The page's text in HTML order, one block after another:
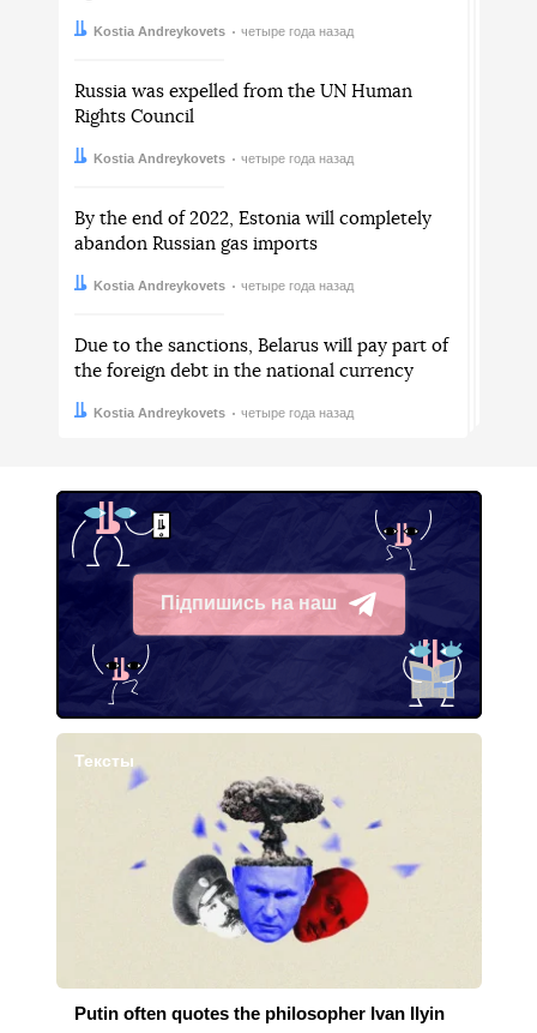
Автор:
Kostia Andreykovets
Дата: четыре года назад
Russia was expelled from the UN Human
Rights Council
Автор:
Kostia Andreykovets
Дата: четыре года назад
By the end of 2022, Estonia will completely
abandon Russian gas imports
Автор:
Kostia Andreykovets
Дата: четыре года назад
Due to the sanctions, Belarus will pay part of
the foreign debt in the national currency
Автор:
Kostia Andreykovets
Дата: четыре года назад
Підпишись на наш
Telegram
Тексты
Putin often quotes the philosopher Ivan Ilyin